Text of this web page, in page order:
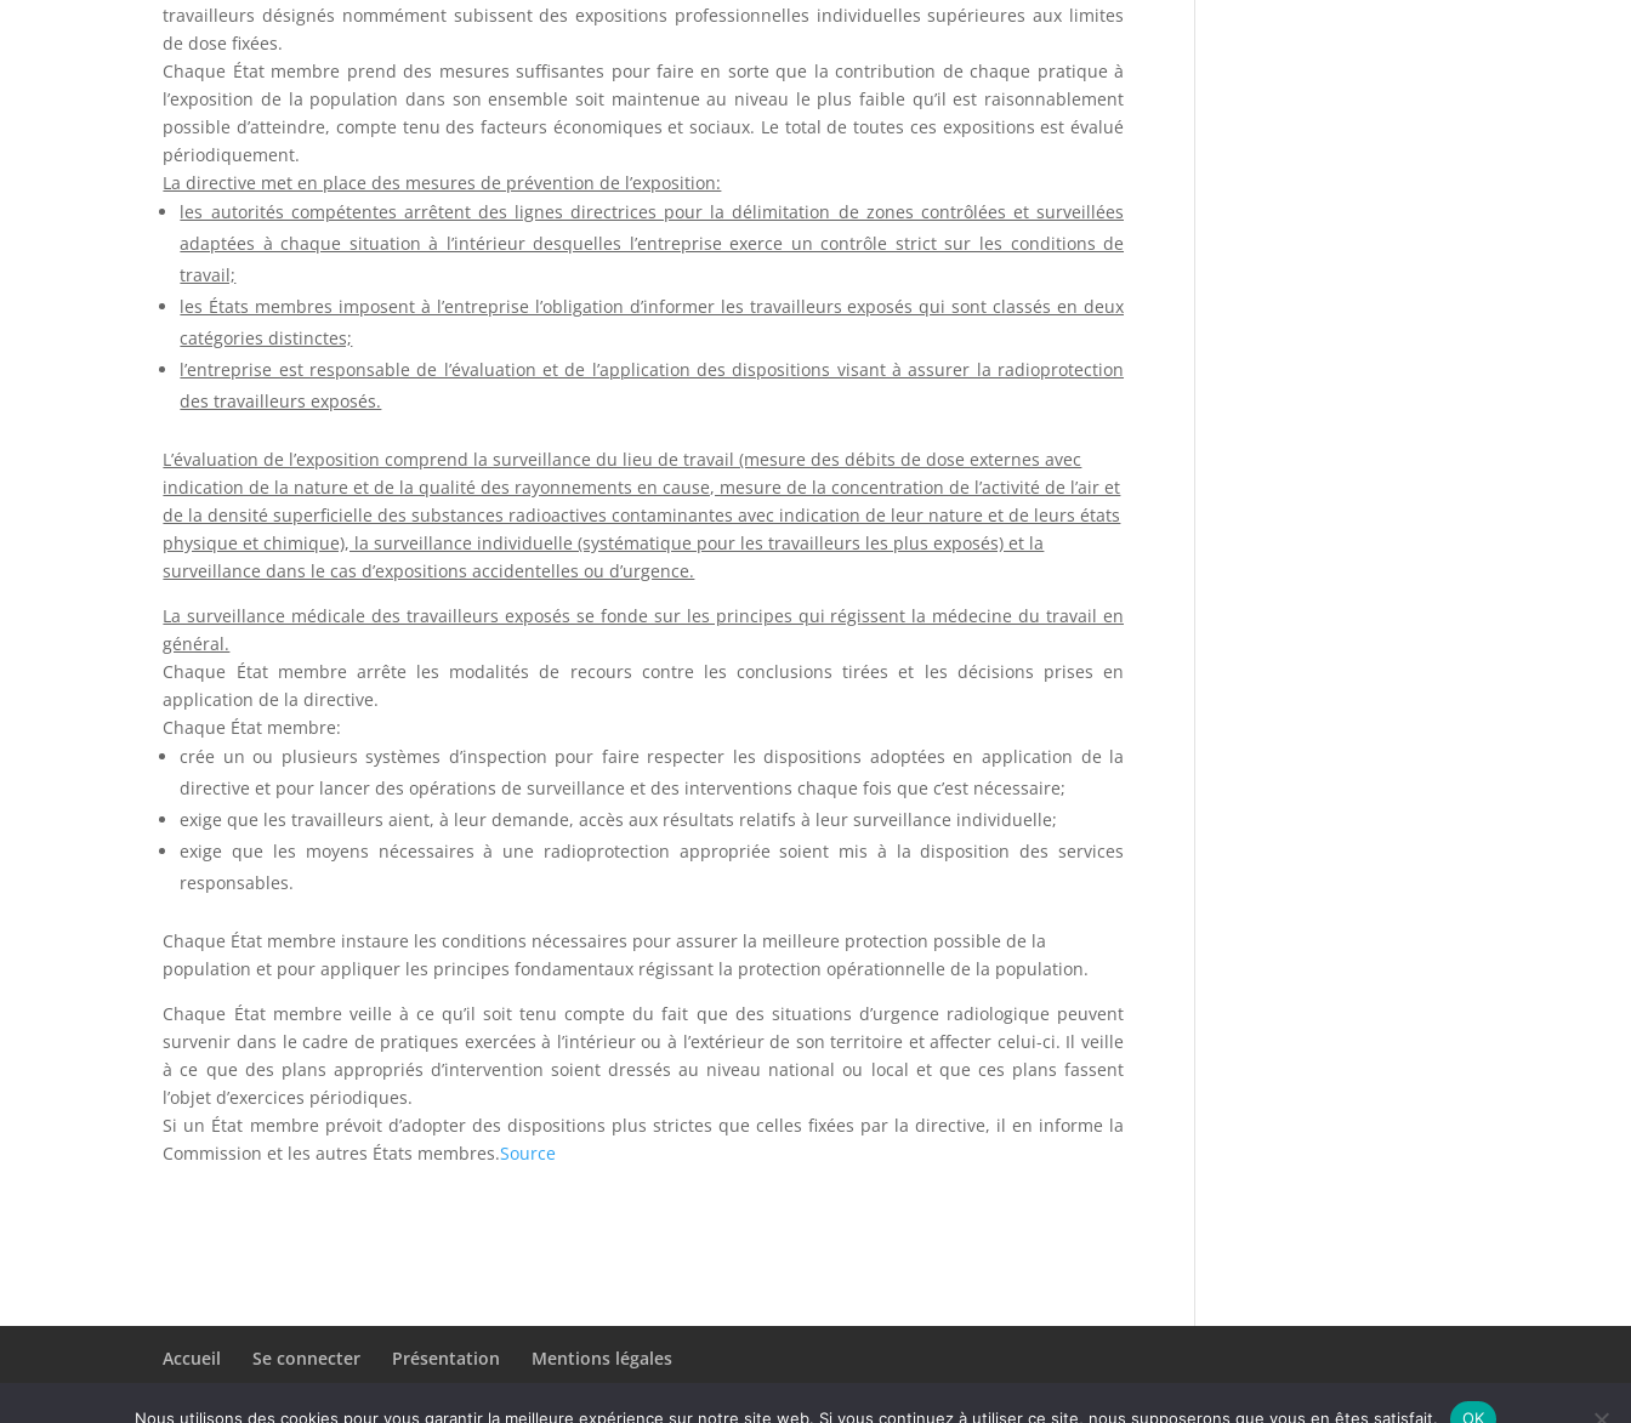
travailleurs désignés nommément subissent des expositions professionnelles individuelles supérieures aux limites
de dose fixées.
Chaque État membre prend des mesures suffisantes pour faire en sorte que la contribution de chaque pratique à
l’exposition de la population dans son ensemble soit maintenue au niveau le plus faible qu’il est raisonnablement
possible d’atteindre, compte tenu des facteurs économiques et sociaux. Le total de toutes ces expositions est évalué
périodiquement.
La directive met en place des mesures de prévention de l’exposition:
les autorités compétentes arrêtent des lignes directrices pour la délimitation de zones contrôlées et surveillées
adaptées à chaque situation à l’intérieur desquelles l’entreprise exerce un contrôle strict sur les conditions de
travail;
les États membres imposent à l’entreprise l’obligation d’informer les travailleurs exposés qui sont classés en deux
catégories distinctes;
l’entreprise est responsable de l’évaluation et de l’application des dispositions visant à assurer la radioprotection
des travailleurs exposés.
L’évaluation de l’exposition comprend la surveillance du lieu de travail (mesure des débits de dose externes avec
indication de la nature et de la qualité des rayonnements en cause, mesure de la concentration de l’activité de l’air et
de la densité superficielle des substances radioactives contaminantes avec indication de leur nature et de leurs états
physique et chimique), la surveillance individuelle (systématique pour les travailleurs les plus exposés) et la
surveillance dans le cas d’expositions accidentelles ou d’urgence.
La surveillance médicale des travailleurs exposés se fonde sur les principes qui régissent la médecine du travail en
général.
Chaque État membre arrête les modalités de recours contre les conclusions tirées et les décisions prises en
application de la directive.
Chaque État membre:
crée un ou plusieurs systèmes d’inspection pour faire respecter les dispositions adoptées en application de la
directive et pour lancer des opérations de surveillance et des interventions chaque fois que c’est nécessaire;
exige que les travailleurs aient, à leur demande, accès aux résultats relatifs à leur surveillance individuelle;
exige que les moyens nécessaires à une radioprotection appropriée soient mis à la disposition des services
responsables.
Chaque État membre instaure les conditions nécessaires pour assurer la meilleure protection possible de la
population et pour appliquer les principes fondamentaux régissant la protection opérationnelle de la population.
Chaque État membre veille à ce qu’il soit tenu compte du fait que des situations d’urgence radiologique peuvent
survenir dans le cadre de pratiques exercées à l’intérieur ou à l’extérieur de son territoire et affecter celui-ci. Il veille
à ce que des plans appropriés d’intervention soient dressés au niveau national ou local et que ces plans fassent
l’objet d’exercices périodiques.
Si un État membre prévoit d’adopter des dispositions plus strictes que celles fixées par la directive, il en informe la
Commission et les autres États membres.Source
Accueil Se connecter Présentation Mentions légales
Nous utilisons des cookies pour vous garantir la meilleure expérience sur notre site web. Si vous continuez à utiliser ce site, nous supposerons que vous en êtes satisfait. OK